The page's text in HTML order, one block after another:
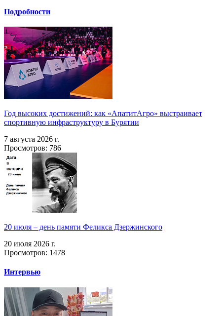
Подробности
Год высоких достижений: как «АпатитАгро» выстраивает
спортивную инфраструктуру в Бурятии
7 августа 2026 г.
Просмотров: 786
20 июля – день памяти Феликса Дзержинского
20 июля 2026 г.
Просмотров: 1478
Интервью